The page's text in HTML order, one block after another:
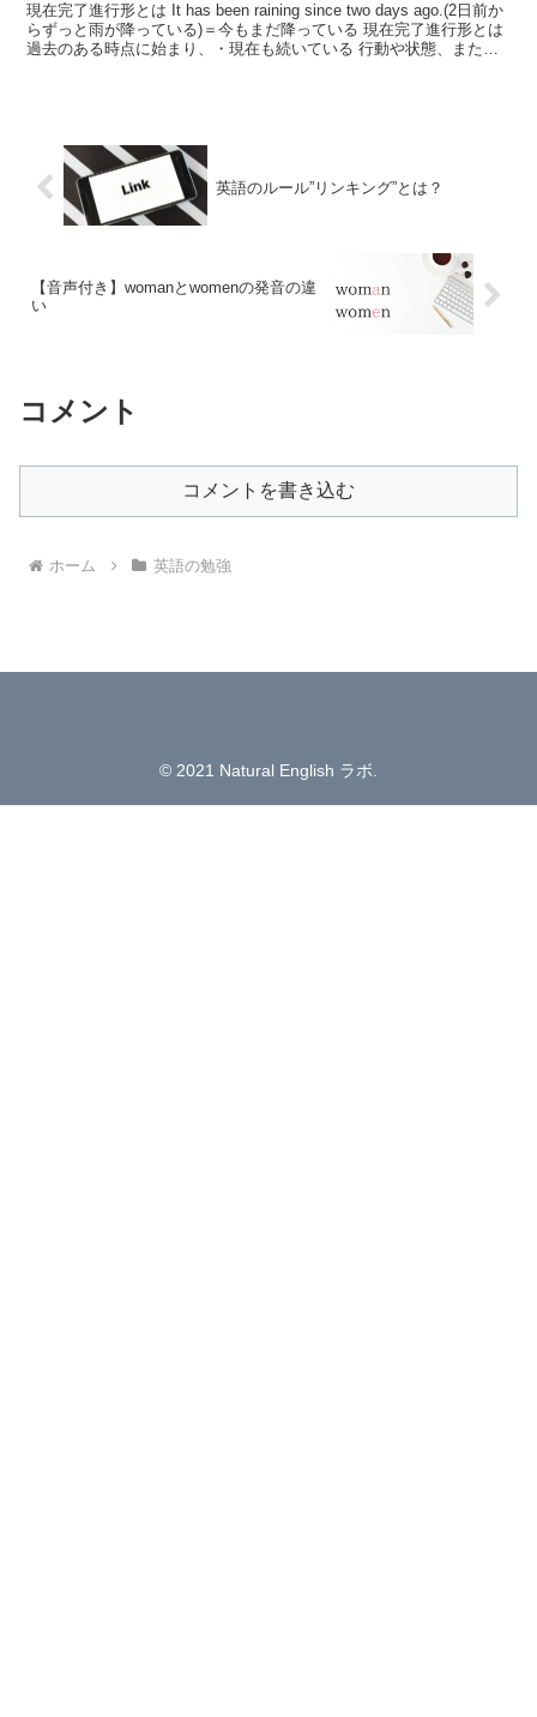
現在完了進行形とは It has been raining since two days ago.(2日前か
らずっと雨が降っている)＝今もまだ降っている 現在完了進行形とは
過去のある時点に始まり、・現在も続いている 行動や状態、また
英語のルール”リンキング”とは？
【音声付き】womanとwomenの発音の違
い
コメント
コメントを書き込む
ホーム 英語の勉強
© 2021 Natural English ラボ.